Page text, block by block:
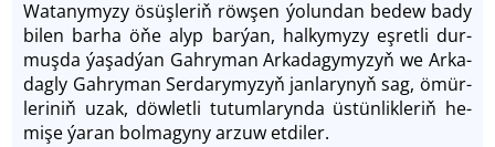
Watanymy­zy ösüş­le­riň röw­şen ýo­lun­dan be­dew ba­dy
bi­len bar­ha öňe alyp bar­ýan, halky­my­zy eş­ret­li dur­
muş­da ýa­şadýan Gah­ry­man Arkadagymy­zyň we Ar­ka­
dag­ly Gah­ry­man Ser­da­ry­my­zyň jan­la­ry­nyň sag, ömür­
le­ri­niň uzak, döw­let­li tu­tum­la­ryn­da üs­tün­lik­le­riň he­
mi­şe ýa­ran bol­ma­gy­ny arzuw etdiler.